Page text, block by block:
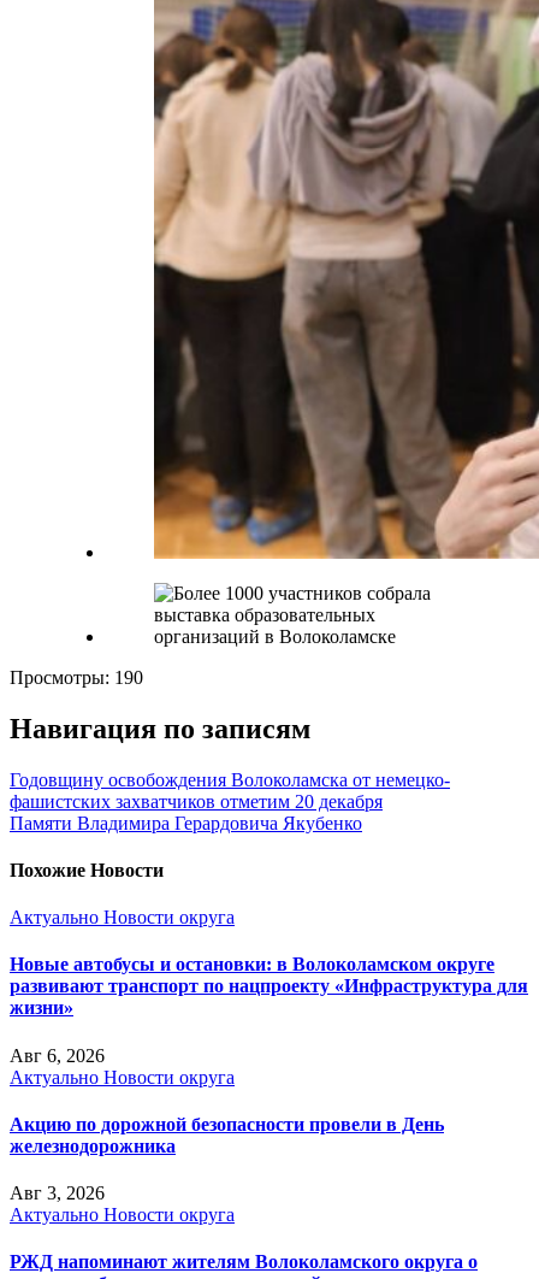
Просмотры: 190
Навигация по записям
Годовщину освобождения Волоколамска от немецко-
фашистских захватчиков отметим 20 декабря
Памяти Владимира Герардовича Якубенко
Похожие Новости
Актуально Новости округа
Новые автобусы и остановки: в Волоколамском округе
развивают транспорт по нацпроекту «Инфраструктура для
жизни»
Авг 6, 2026
Актуально Новости округа
Акцию по дорожной безопасности провели в День
железнодорожника
Авг 3, 2026
Актуально Новости округа
РЖД напоминают жителям Волоколамского округа о